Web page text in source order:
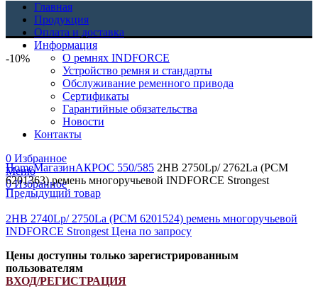
Главная
Продукция
Оплата и доставка
Информация
О ремнях INDFORCE
Устройство ремня и стандарты
Обслуживание ременного привода
Сертификаты
Гарантийные обязательства
Новости
Контакты
0 Избранное
Меню
0Избранное
-10%
Увеличить
HomeМагазинАКРОС 550/585 2HB 2750Lp/ 2762La (PCM
6201363) ремень многоручьевой INDFORCE Strongest
Предыдущий товар
2HB 2740Lp/ 2750La (РСМ 6201524) ремень многоручьевой
INDFORCE Strongest Цена по запросу
Цены доступны только зарегистрированным
пользователям
ВХОД/РЕГИСТРАЦИЯ